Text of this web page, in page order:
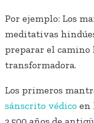
Por ejemplo: Los
meditativas
preparar el camino
transformadora.
Los primeros
sánscrito védico en